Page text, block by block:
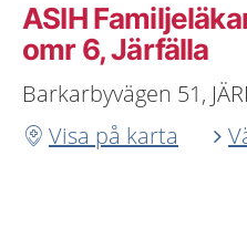
ASIH
omr 6, Järfälla
Barkarbyvägen 51,
Visa på karta